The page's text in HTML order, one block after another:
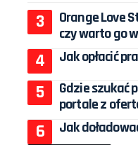
Orange Love
czy warto go
Jak opłacić
Gdzie szukać
portale z
Jak